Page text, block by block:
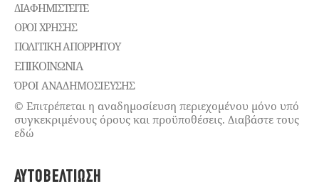
ΔΙΑΦΗΜΙΣΤΕΊΤΕ
ΌΡΟΙ ΧΡΉΣΗΣ
ΠΟΛΙΤΙΚΉ ΑΠΟΡΡΉΤΟΥ
ΕΠΙΚΟΙΝΩΝΊΑ
ΌΡΟΙ ΑΝΑΔΗΜΟΣΙΕΥΣΗΣ
© Επιτρέπεται η αναδημοσίευση περιεχομένου μόνο υπό
συγκεκριμένους όρους και προϋποθέσεις. Διαβάστε τους
εδώ
ΑΥΤΟΒΕΛΤΊΩΣΗ